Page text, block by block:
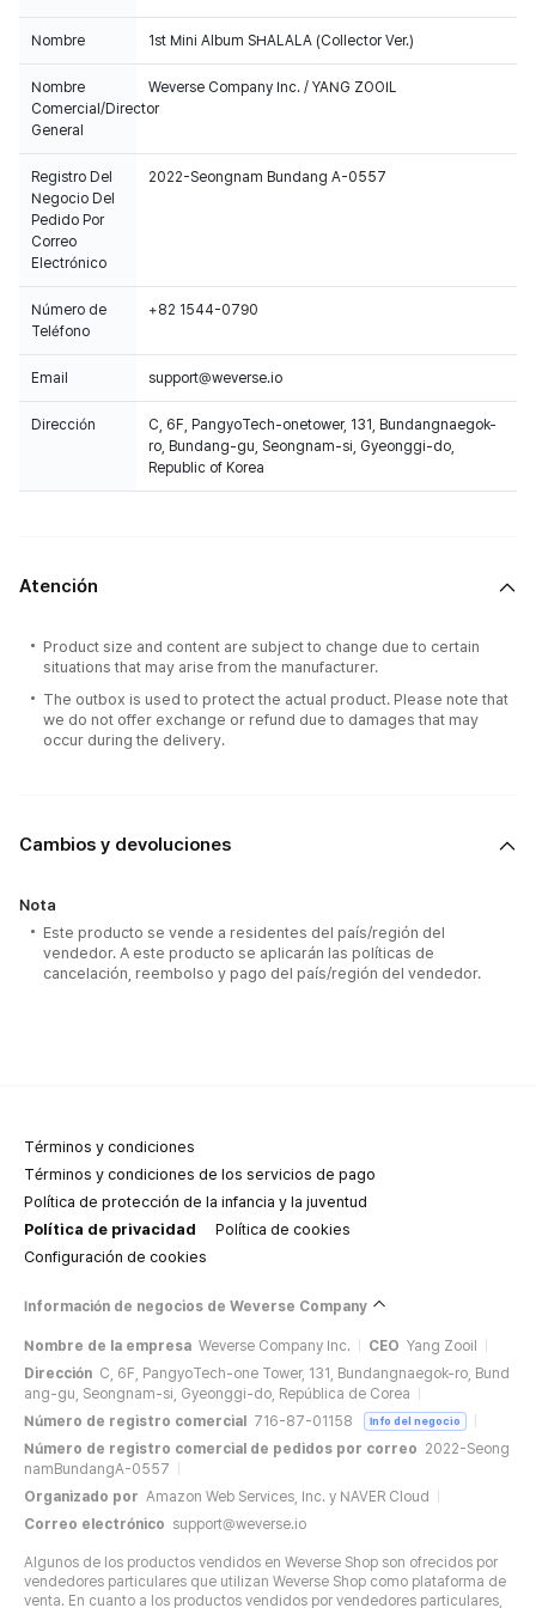
Nombre 1st Mini Album SHALALA (Collector Ver.)
Nombre
Comercial/Director
General
Weverse Company Inc. / YANG ZOOIL
Registro Del
Negocio Del
Pedido Por
Correo
Electrónico
2022-Seongnam Bundang A-0557
Número de
Teléfono
+82 1544-0790
Email support@weverse.io
Dirección
C, 6F, PangyoTech-onetower, 131, Bundangnaegok-
ro, Bundang-gu, Seongnam-si, Gyeonggi-do,
Republic of Korea
Atención
Product size and content are subject to change due to certain
situations that may arise from the manufacturer.
The outbox is used to protect the actual product. Please note that
we do not offer exchange or refund due to damages that may
occur during the delivery.
Cambios y devoluciones
Nota
Este producto se vende a residentes del país/región del
vendedor. A este producto se aplicarán las políticas de
cancelación, reembolso y pago del país/región del vendedor.
Términos y condiciones
Términos y condiciones de los servicios de pago
Política de protección de la infancia y la juventud
Política de privacidad
Política de cookies
Configuración de cookies
Información de negocios de Weverse Company
Nombre de la empresa Weverse Company Inc. CEO Yang Zooil
Dirección C, 6F, PangyoTech-one Tower, 131, Bundangnaegok-ro, Bund
ang-gu, Seongnam-si, Gyeonggi-do, República de Corea
Número de registro comercial
716-87-01158 Info del negocio
Número de registro comercial de pedidos por correo 2022-Seong
namBundangA-0557
Organizado por Amazon Web Services, Inc. y NAVER Cloud
Correo electrónico support@weverse.io
Algunos de los productos vendidos en Weverse Shop son ofrecidos por
vendedores particulares que utilizan Weverse Shop como plataforma de
venta. En cuanto a los productos vendidos por vendedores particulares,